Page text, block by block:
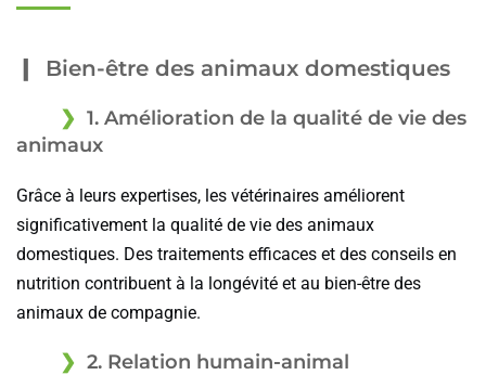
Bien-être des animaux domestiques
1. Amélioration de la qualité de vie des
animaux
Grâce à leurs expertises, les vétérinaires améliorent
significativement la qualité de vie des animaux
domestiques. Des traitements efficaces et des conseils en
nutrition contribuent à la longévité et au bien-être des
animaux de compagnie.
2. Relation humain-animal